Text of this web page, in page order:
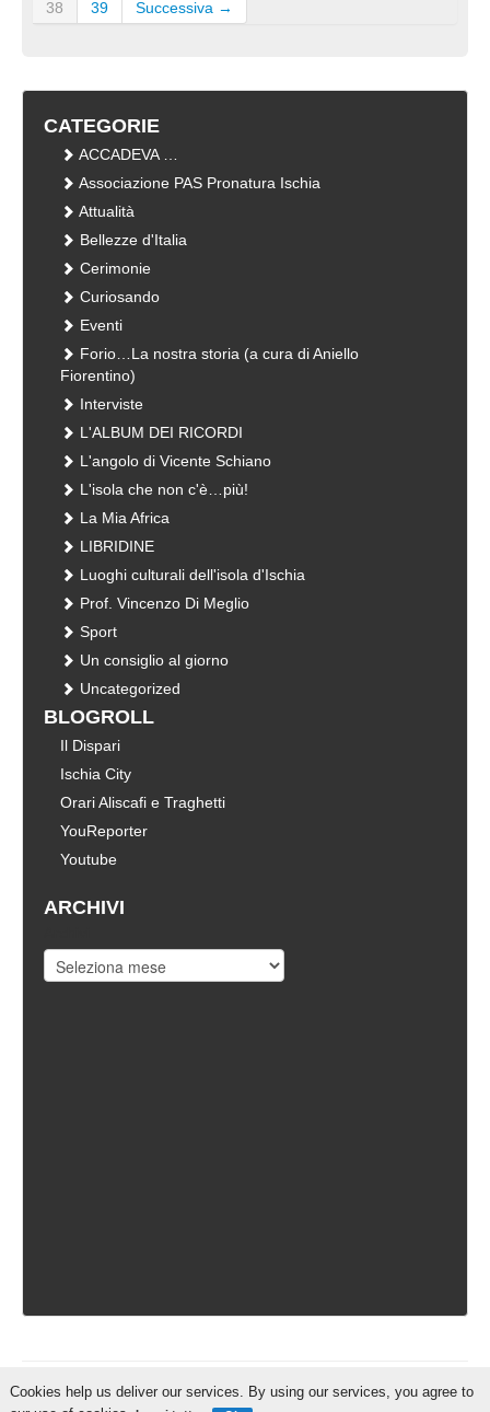
38
39 Successiva →
CATEGORIE
ACCADEVA …
Associazione PAS Pronatura Ischia
Attualità
Bellezze d'Italia
Cerimonie
Curiosando
Eventi
Forio…La nostra storia (a cura di Aniello
Fiorentino)
Interviste
L'ALBUM DEI RICORDI
L'angolo di Vicente Schiano
L'isola che non c'è…più!
La Mia Africa
LIBRIDINE
Luoghi culturali dell'isola d'Ischia
Prof. Vincenzo Di Meglio
Sport
Un consiglio al giorno
Uncategorized
BLOGROLL
Il Dispari
Ischia City
Orari Aliscafi e Traghetti
YouReporter
Youtube
ARCHIVI
IschiaReporter.it - Curato daPietro Coppa
Cookies help us deliver our services. By using our services, you agree to